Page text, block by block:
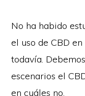
No ha habido
el uso de CBD
todavía.
escenarios el
en cuáles no.